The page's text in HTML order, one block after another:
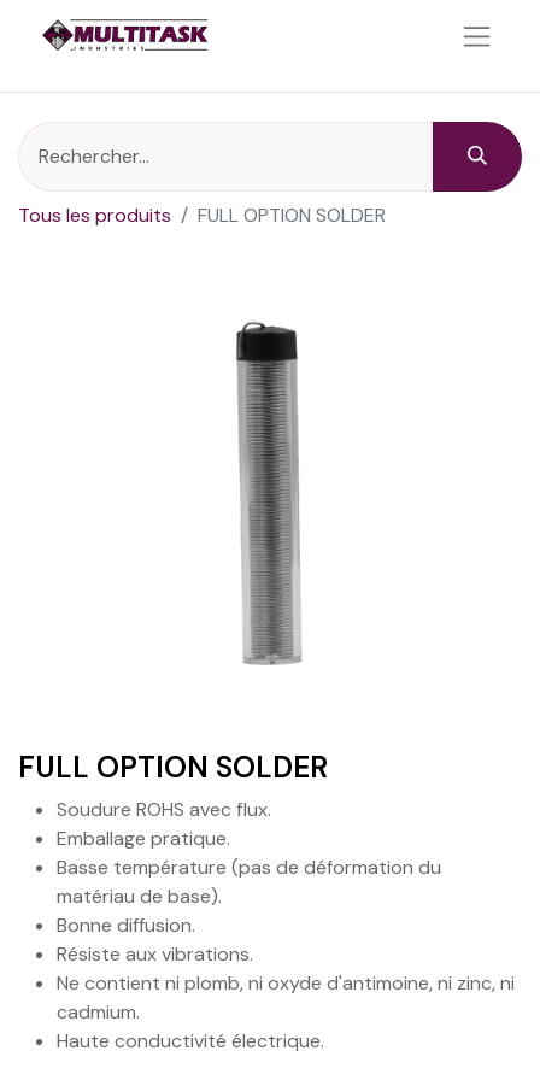
Tous les produits FULL OPTION SOLDER
FULL OPTION SOLDER
Soudure ROHS avec flux.
Emballage pratique.
Basse température (pas de déformation du
matériau de base).
Bonne diffusion.
Résiste aux vibrations.
Ne contient ni plomb, ni oxyde d'antimoine, ni zinc, ni
cadmium.
Haute conductivité électrique.